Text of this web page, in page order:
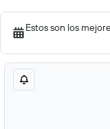
Estos son los